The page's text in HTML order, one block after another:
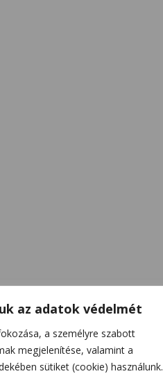
az adatok védelmét
a személyre szabott
megjelenítése, valamint a
sütiket (cookie) használunk.